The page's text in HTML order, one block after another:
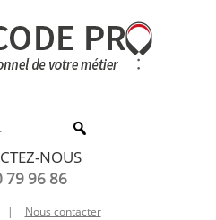
NOUS
79 96 86
| Nous contacter